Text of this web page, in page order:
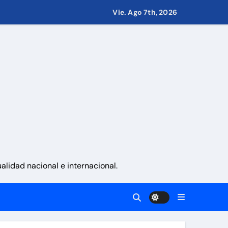
6 de agosto 2026
Vie. Ago 7th, 2026
nacional e internacional.